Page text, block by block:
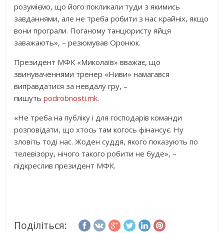
розуміємо, що його покликали туди з якимись
завданнями, але не треба робити з нас крайніх, якщо
вони програли. Поганому танцюристу яйця
заважають», – резюмував Оронюк.
Президент МФК «Миколаїв» вважає, що
звинуваченнями тренер «Ниви» намагався
виправдатися за невдалу гру, –
пишутьpodrobnosti.mk.
«Не треба на публіку і для господарів команди
розповідати, що хтось там когось фінансує. Ну
зловіть тоді нас. Жоден суддя, якого показують по
телевізору, нічого такого робити не буде», –
підкреслив президент МФК.
Поділіться: